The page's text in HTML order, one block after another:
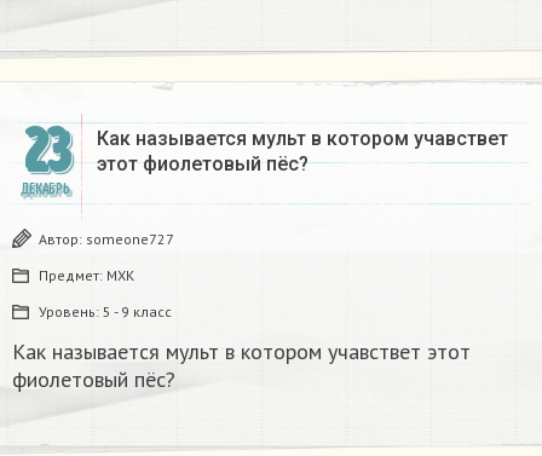
23
ДЕКАБРЬ
Как называется мульт в котором учавствет
этот фиолетовый пёс? ​
Автор: someone727
Предмет: МХК
Уровень: 5 - 9 класс
Как называется мульт в котором учавствет этот
фиолетовый пёс? ​